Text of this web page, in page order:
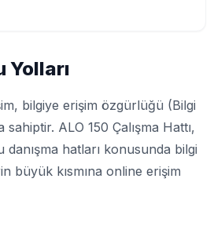
Yolları
bilgiye erişim özgürlüğü (Bilgi
ALO 150 Çalışma Hattı,
danışma hatları konusunda bilgi
büyük kısmına online erişim